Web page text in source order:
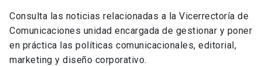
Investigación
Internacionalización launch
Consulta las noticias relacionadas a la Vicerrectoría de
Comunicaciones unidad encargada de gestionar y poner
en práctica las políticas comunicacionales, editorial,
marketing y diseño corporativo.